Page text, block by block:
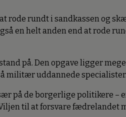
rode rundt i sandkassen og
en helt anden end at rode
på. Den opgave ligger
militær uddannede specialister.
på de borgerlige politikere –
til at forsvare fædrelandet